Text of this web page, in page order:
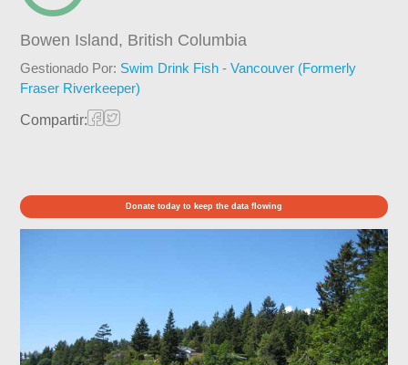
Bowen Island, British Columbia
Gestionado Por: Swim Drink Fish - Vancouver (Formerly
Fraser Riverkeeper)
Compartir:
Donate today to keep the data flowing